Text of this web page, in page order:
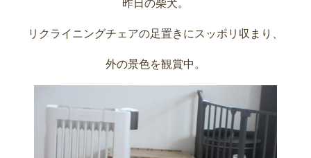
昨日の柴犬。
リクライニングチェアの足置きにスッポリ収まり、
外の景色を観賞中。